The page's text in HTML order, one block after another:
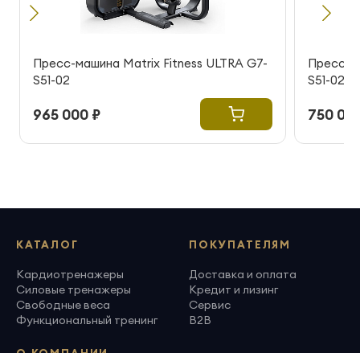
Пресс-машина Matrix Fitness ULTRA G7-
S51-02
965 000 ₽
Пресс-
S51-02
750
КАТАЛОГ
Кардиотренажеры
Силовые тренажеры
Свободные веса
Функциональный тренинг
ПОКУПАТЕЛЯМ
Доставка и оплата
Кредит и лизинг
Сервис
B2B